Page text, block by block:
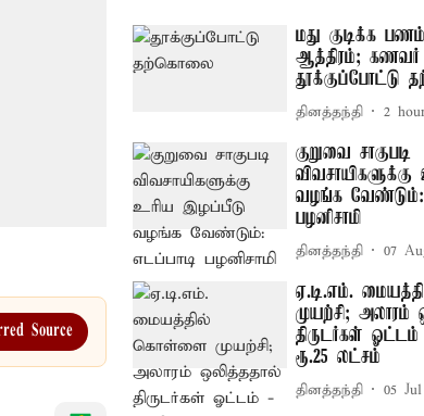
Source
மது குடிக்க
ஆத்திரம்; கணவர்
தூக்குப்போட்டு
தினத்தந்தி 2
குறுவை சாகுபடி
வழங்க வேண்டும்:
பழனிசாமி
தினத்தந்தி 07
ஏ.டி.எம்.
முயற்சி; அலாரம்
திருடர்கள்
ரூ.25 லட்சம்
தினத்தந்தி 05